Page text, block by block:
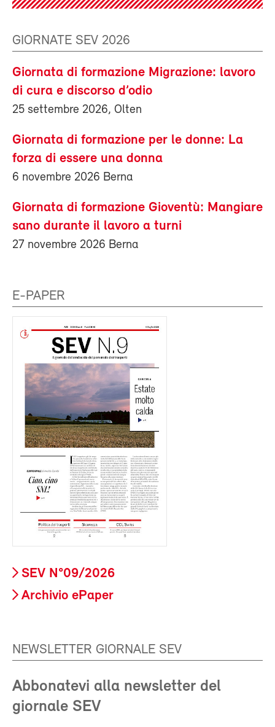
GIORNATE SEV 2026
Giornata di formazione Migrazione: lavoro
di cura e discorso d’odio
25 settembre 2026, Olten
Giornata di formazione per le donne: La
forza di essere una donna
6 novembre 2026 Berna
Giornata di formazione Gioventù: Mangiare
sano durante il lavoro a turni
27 novembre 2026 Berna
E-PAPER
SEV N°09/2026
Archivio ePaper
NEWSLETTER GIORNALE SEV
Abbonatevi alla newsletter del
giornale SEV